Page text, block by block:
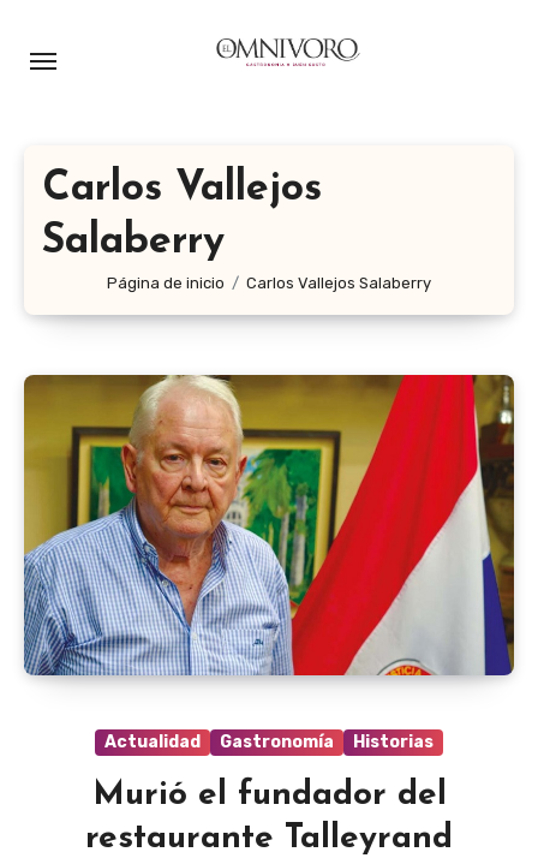
Carlos Vallejos
Salaberry
Página de inicio Carlos Vallejos Salaberry
Actualidad Gastronomía Historias
Murió el fundador del
restaurante Talleyrand